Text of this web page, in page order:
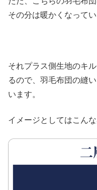
その分は暖かくなってい
それプラス側生地のキ
るので、羽毛布団の縫
います。
イメージとしてはこんな